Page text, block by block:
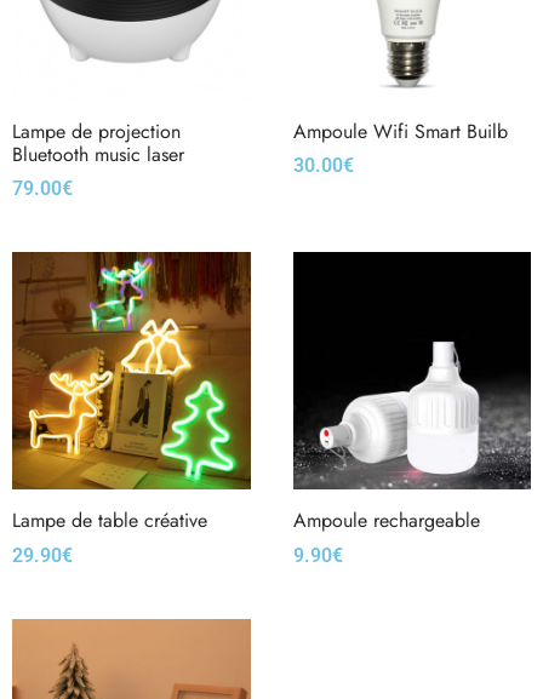
Lampe de projection
Bluetooth music laser
79.00€
Ampoule Wifi Smart Builb
30.00€
Lampe de table créative
29.90€
Ampoule rechargeable
9.90€